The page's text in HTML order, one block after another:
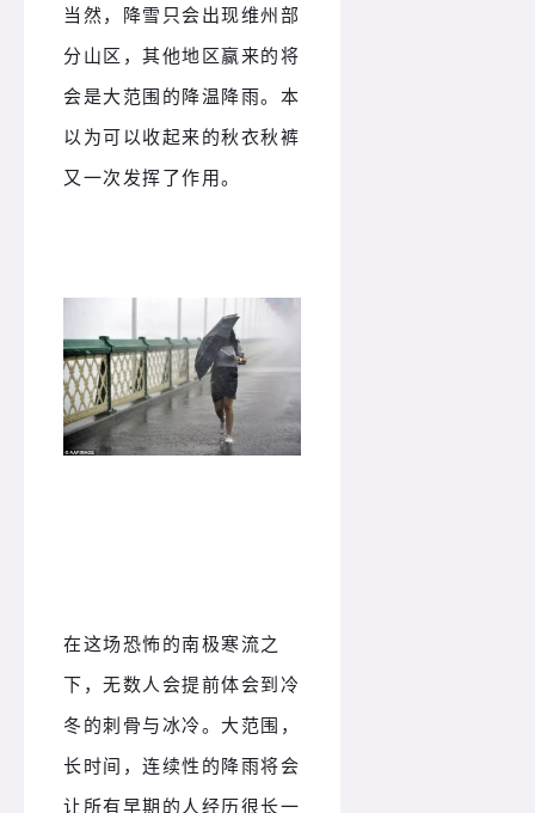
当然，降雪只会出现维州部
分山区，其他地区赢来的将
会是大范围的降温降雨。本
以为可以收起来的秋衣秋裤
又一次发挥了作用。
在这场恐怖的南极寒流之
下，无数人会提前体会到冷
冬的刺骨与冰冷。大范围，
长时间，连续性的降雨将会
让所有早期的人经历很长一